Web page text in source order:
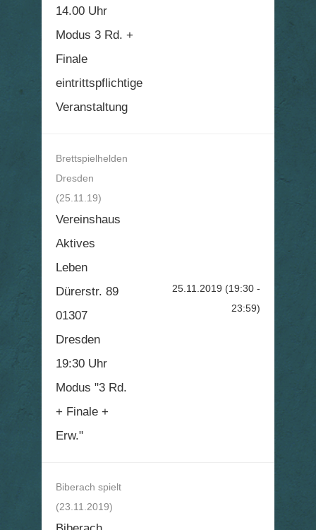
14.00 Uhr
Modus 3 Rd. +
Finale
eintrittspflichtige
Veranstaltung
Brettspielhelden
Dresden
(25.11.19)
Vereinshaus
Aktives
Leben
Dürerstr. 89
01307
Dresden
19:30 Uhr
Modus "3 Rd.
+ Finale +
Erw."
25.11.2019 (19:30 -
23:59)
Biberach spielt
(23.11.2019)